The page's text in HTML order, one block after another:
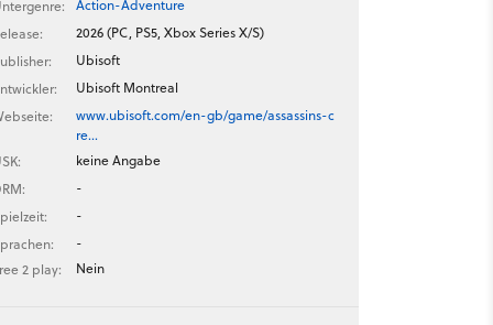
Action-Adventure
2026 (PC, PS5, Xbox Series X/S)
Ubisoft
Ubisoft Montreal
www.ubisoft.com/en-gb/game/assassins-c
re…
keine Angabe
-
-
-
2 play:
Nein